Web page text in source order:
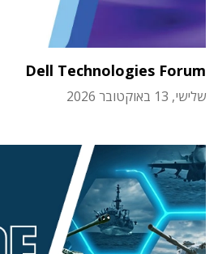
Dell Technologies Forum
שלישי, 13 באוקטובר 2026